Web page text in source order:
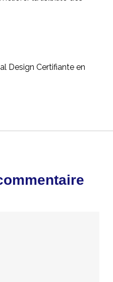
Design Certifiante en